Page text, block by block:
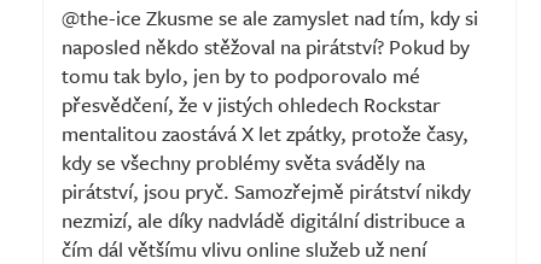
@the-ice Zkusme se ale zamyslet nad tím, kdy si
naposled někdo stěžoval na pirátství? Pokud by
tomu tak bylo, jen by to podporovalo mé
přesvědčení, že v jistých ohledech Rockstar
mentalitou zaostává X let zpátky, protože časy,
kdy se všechny problémy světa sváděly na
pirátství, jsou pryč. Samozřejmě pirátství nikdy
nezmizí, ale díky nadvládě digitální distribuce a
čím dál většímu vlivu online služeb už není